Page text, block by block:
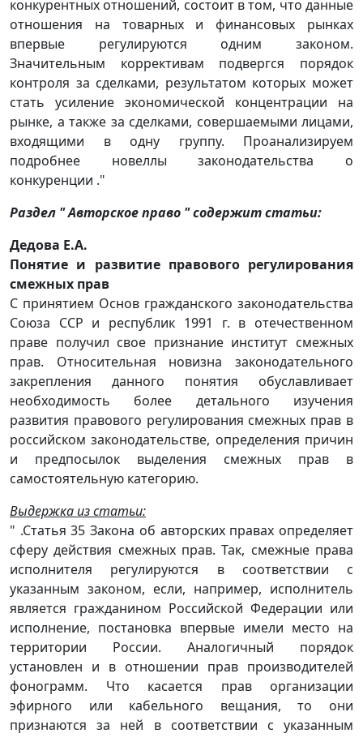
конкурентных отношений, состоит в том, что данные
отношения на товарных и финансовых рынках
впервые регулируются одним законом.
Значительным коррективам подвергся порядок
контроля за сделками, результатом которых может
стать усиление экономической концентрации на
рынке, а также за сделками, совершаемыми лицами,
входящими в одну группу. Проанализируем
подробнее новеллы законодательства о
конкуренции ."
Раздел " Авторское право " содержит статьи:
Дедова Е.А.
Понятие и развитие правового регулирования
смежных прав
С принятием Основ гражданского законодательства
Союза ССР и республик 1991 г. в отечественном
праве получил свое признание институт смежных
прав. Относительная новизна законодательного
закрепления данного понятия обуславливает
необходимость более детального изучения
развития правового регулирования смежных прав в
российском законодательстве, определения причин
и предпосылок выделения смежных прав в
самостоятельную категорию.
Выдержка из статьи:
" .Статья 35 Закона об авторских правах определяет
сферу действия смежных прав. Так, смежные права
исполнителя регулируются в соответствии с
указанным законом, если, например, исполнитель
является гражданином Российской Федерации или
исполнение, постановка впервые имели место на
территории России. Аналогичный порядок
установлен и в отношении прав производителей
фонограмм. Что касается прав организации
эфирного или кабельного вещания, то они
признаются за ней в соответствии с указанным